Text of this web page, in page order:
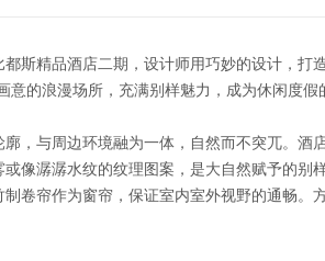
斯精品酒店二期，设计师用巧妙的设计，
的浪漫场所，充满别样魅力，成为休闲度假
，与周边环境融为一体，自然而不突兀。
像潺潺水纹的纹理图案，是大自然赋予的
卷帘作为窗帘，保证室内室外视野的通畅